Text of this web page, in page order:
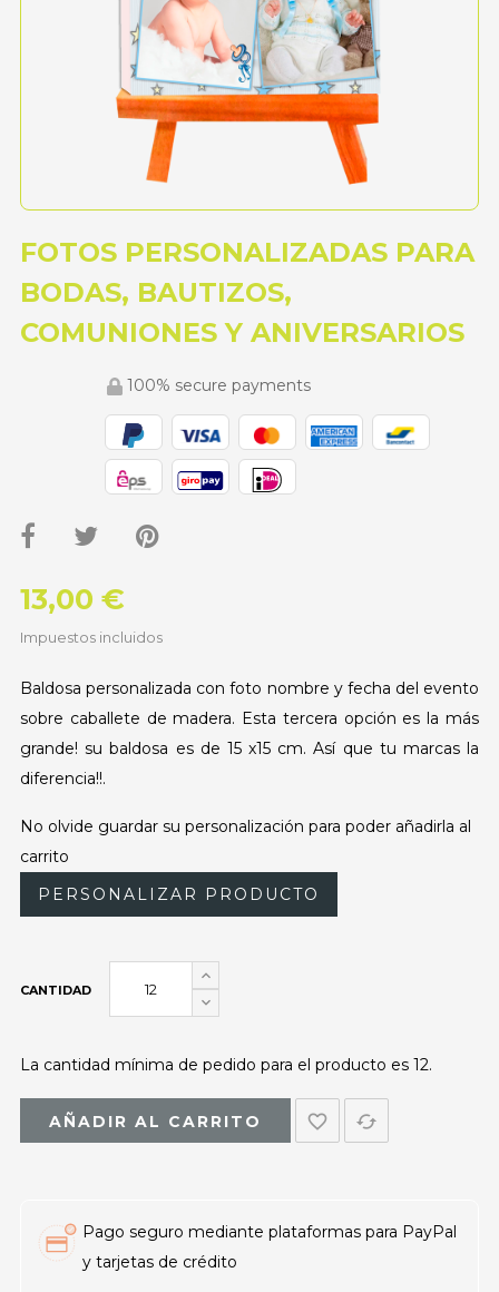
FOTOS PERSONALIZADAS PARA
BODAS, BAUTIZOS,
COMUNIONES Y ANIVERSARIOS
100% secure payments
13,00 €
Impuestos incluidos
Baldosa personalizada con foto nombre y fecha del evento
sobre caballete de madera. Esta tercera opción es la más
grande! su baldosa es de 15 x15 cm. Así que tu marcas la
diferencia!!.
No olvide guardar su personalización para poder añadirla al
carrito
PERSONALIZAR PRODUCTO
CANTIDAD
La cantidad mínima de pedido para el producto es 12.
AÑADIR AL CARRITO favorite_border cached
Pago seguro mediante plataformas para PayPal
y tarjetas de crédito